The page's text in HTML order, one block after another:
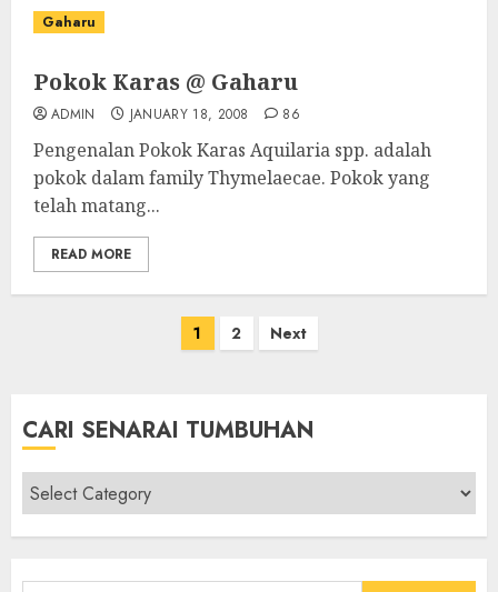
Gaharu
Pokok Karas @ Gaharu
ADMIN JANUARY 18, 2008 86
Pengenalan Pokok Karas Aquilaria spp. adalah
pokok dalam family Thymelaecae. Pokok yang
telah matang...
READ MORE
1 2 Next
CARI SENARAI TUMBUHAN
Cari
Senarai
Tumbuhan